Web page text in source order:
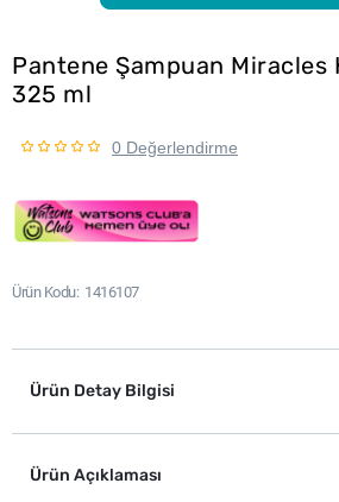
Pantene Şampuan Miracles
325 ml
0 Değerlendirme
Ürün Kodu 1416107
Ürün Detay Bilgisi
Ürün Açıklaması